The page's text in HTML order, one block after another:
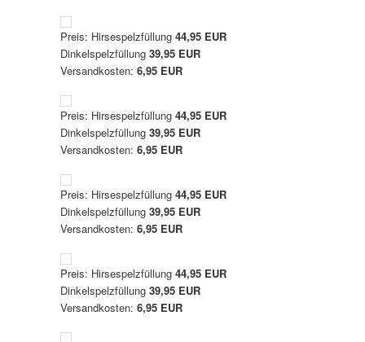
Preis: Hirsespelzfüllung44,95 EUR
Dinkelspelzfüllung39,95 EUR
Versandkosten:6,95 EUR
Preis: Hirsespelzfüllung44,95 EUR
Dinkelspelzfüllung39,95 EUR
Versandkosten:6,95 EUR
Preis: Hirsespelzfüllung44,95 EUR
Dinkelspelzfüllung39,95 EUR
Versandkosten:6,95 EUR
Preis: Hirsespelzfüllung44,95 EUR
Dinkelspelzfüllung39,95 EUR
Versandkosten:6,95 EUR